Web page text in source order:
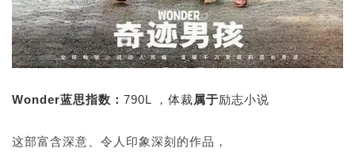
Wonder蓝思指数： 790L ，体裁属于励志小说
这部富含深意、令人印象深刻的作品，